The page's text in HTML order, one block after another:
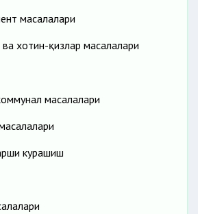
масалалари
ва хотин-қизлар масалалари
масалалари
курашиш